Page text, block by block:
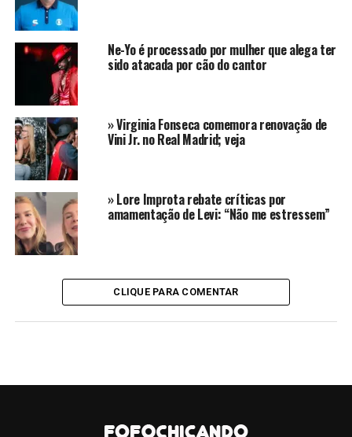
Logo depois que a informação se tornou pública, a
advogados já estão cientes do processo e que estão
agindo contra os pedreiros. Eles ainda deixaram claro
que Virginia e Zé Felipe não são os culpados pela
de pagamentos
Virgínia e Zé Felipe se
defendem de acusações de
pedreiros e apontam o
verdadeiro culpado
Em nota, a equipe do casal revelou que foi contratada
uma empreiteira para cuidar da obra, administrando os
materiais que seriam utilizados, além do pagamento dos
Ne-Yo é processado por mulher que alega ter
sido atacada por cão do cantor
» Virginia Fonseca comemora renovação de
Vini Jr. no Real Madrid; veja
» Lore Improta rebate críticas por
amamentação de Levi: “Não me estressem”
CLIQUE PARA COMENTAR